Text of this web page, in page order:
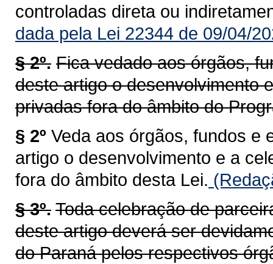
controladas direta ou
dada pela Lei 22344 de 09/04/
§ 2º. Fica vedado aos órgãos,
deste artigo o desenvolvimento
privadas fora do âmbito do
§ 2º Veda aos órgãos, fundos e
artigo o desenvolvimento e a
fora do âmbito desta Lei.
§ 3º. Toda celebração de
deste artigo deverá ser
do Paraná pelos respectivos